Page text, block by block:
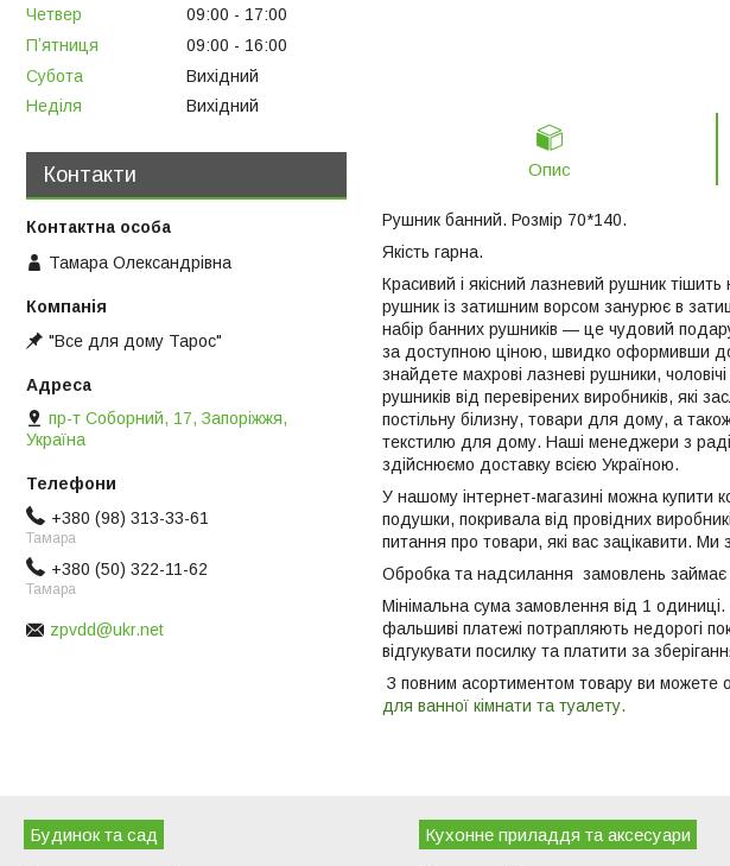
Опис
Рушник банний. Розмір 70*140.
Якість гарна.
Красивий і якісний лазневий рушник
рушник із затишним ворсом занурює в
набір банних рушників — це чудовий
за доступною ціною, швидко оформивши
знайдете махрові лазневі рушники,
рушників від перевірених виробників, які
постільну білизну, товари для дому, а
текстилю для дому. Наші менеджери з
здійснюємо доставку всією Україною.
У нашому інтернет-магазині можна купити
подушки, покривала від провідних
питання про товари, які вас зацікавити.
Обробка та надсилання замовлень займає
Мінімальна сума замовлення від 1
фальшиві платежі потрапляють недорогі
відгукувати посилку та платити за
З повним асортиментом товару ви можете
для ванної кімнати та туалету.
Четвер
09:00
17:00
Пʼятниця
09:00
16:00
Субота
Вихідний
Неділя
Вихідний
Контакти
Тамара Олександрівна
"Все для дому Тарос"
пр-т Соборний, 17, Запоріжжя,
Україна
+380 (98) 313-33-61
Тамара
+380 (50) 322-11-62
Тамара
zpvdd@ukr.net
Будинок та сад Кухонне приладдя та аксесуари